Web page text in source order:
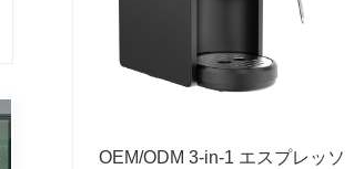
OEM/ODM 3-in-1 エスプレッソ